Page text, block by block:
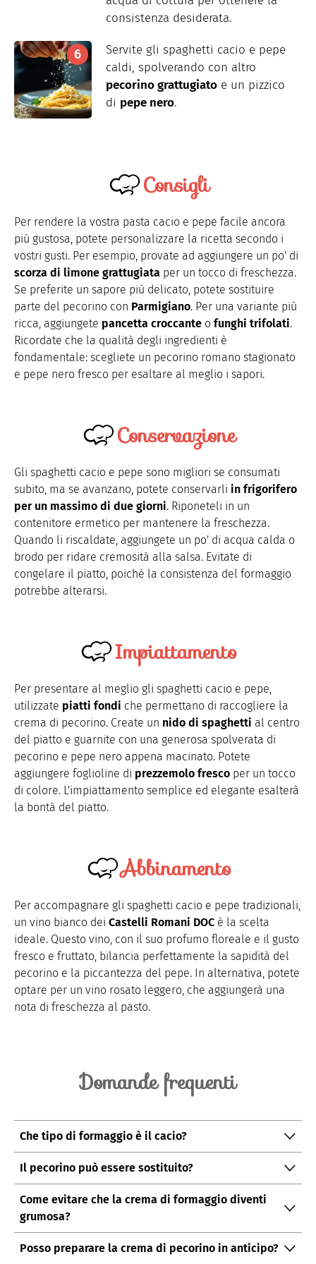
consistenza desiderata.
Servite gli spaghetti cacio e pepe
caldi, spolverando con altro
pecorino grattugiato e un pizzico
di pepe nero.
Consigli
Per rendere la vostra pasta cacio e pepe facile ancora
più gustosa, potete personalizzare la ricetta secondo i
vostri gusti. Per esempio, provate ad aggiungere un po' di
scorza di limone grattugiata per un tocco di freschezza.
Se preferite un sapore più delicato, potete sostituire
parte del pecorino con Parmigiano. Per una variante più
ricca, aggiungete pancetta croccante o funghi trifolati.
Ricordate che la qualità degli ingredienti è
fondamentale: scegliete un pecorino romano stagionato
e pepe nero fresco per esaltare al meglio i sapori.
Conservazione
Gli spaghetti cacio e pepe sono migliori se consumati
subito, ma se avanzano, potete conservarli in frigorifero
per un massimo di due giorni. Riponeteli in un
contenitore ermetico per mantenere la freschezza.
Quando li riscaldate, aggiungete un po' di acqua calda o
brodo per ridare cremosità alla salsa. Evitate di
congelare il piatto, poiché la consistenza del formaggio
potrebbe alterarsi.
Impiattamento
Per presentare al meglio gli spaghetti cacio e pepe,
utilizzate piatti fondi che permettano di raccogliere la
crema di pecorino. Create un nido di spaghetti al centro
del piatto e guarnite con una generosa spolverata di
pecorino e pepe nero appena macinato. Potete
aggiungere foglioline di prezzemolo fresco per un tocco
di colore. L'impiattamento semplice ed elegante esalterà
la bontà del piatto.
Abbinamento
Per accompagnare gli spaghetti cacio e pepe tradizionali,
un vino bianco dei Castelli Romani DOC è la scelta
ideale. Questo vino, con il suo profumo floreale e il gusto
fresco e fruttato, bilancia perfettamente la sapidità del
pecorino e la piccantezza del pepe. In alternativa, potete
optare per un vino rosato leggero, che aggiungerà una
nota di freschezza al pasto.
Domande frequenti
Che tipo di formaggio è il cacio?
“Cacio” è un termine generico che indica il formaggio
in generale. Nel caso specifico di questa ricetta, il
“cacio” a cui si fa riferimento è il pecorino romano.
Il pecorino può essere sostituito?
Se preferite un gusto meno intenso, potete sostituire
parte del pecorino con Parmigiano, ma il sapore
originale sarà leggermente diverso.
Come evitare che la crema di formaggio diventi
grumosa?
Aggiungete l'acqua di cottura poco alla volta e
mescolate energicamente per ottenere una crema
Posso preparare la crema di pecorino in anticipo?